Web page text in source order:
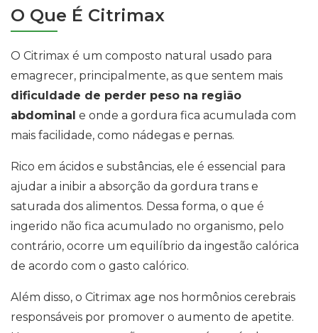
O Que É Citrimax
O Citrimax é um composto natural usado para
emagrecer, principalmente, as que sentem mais
dificuldade de perder peso na região
abdominal e onde a gordura fica acumulada com
mais facilidade, como nádegas e pernas.
Rico em ácidos e substâncias, ele é essencial para
ajudar a inibir a absorção da gordura trans e
saturada dos alimentos. Dessa forma, o que é
ingerido não fica acumulado no organismo, pelo
contrário, ocorre um equilíbrio da ingestão calórica
de acordo com o gasto calórico.
Além disso, o Citrimax age nos hormônios cerebrais
responsáveis por promover o aumento de apetite.